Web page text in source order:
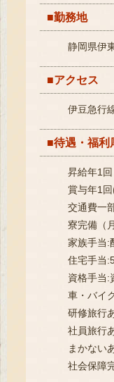
■勤務地
静岡県伊
■アクセス
伊豆急行
■待遇・福利
昇給年1回
賞与年1
交通費一
寮完備（
家族手当:
住宅手当
資格手当:
車・バイ
研修旅行
社員旅行
まかない
社会保障